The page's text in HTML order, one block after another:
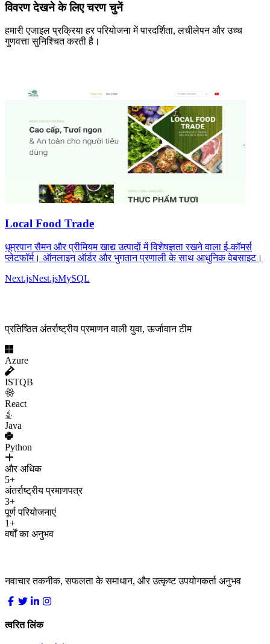
विवरण देखने के लिए चरण चुनें
हमारी एजाइल प्रक्रिया हर परियोजना में पारदर्शिता, लचीलेपन और उच्च
गुणवत्ता सुनिश्चित करती है।
Local Food Trade
धूम्रपान सैमन और प्रीमियम खाद्य उत्पादों में विशेषज्ञता रखने वाला ई-कॉमर्स
प्लेटफॉर्म। ऑनलाइन ऑर्डर और भुगतान प्रणाली के साथ आधुनिक वेबसाइट।
Next.jsNest.jsMySQL
प्रतिष्ठित अंतर्राष्ट्रीय प्रमाणन वाली युवा, ऊर्जावान टीम
Azure
ISTQB
React
Java
Python
और अधिक
5+
अंतर्राष्ट्रीय प्रमाणपत्र
3+
पूर्ण परियोजनाएं
1+
वर्षों का अनुभव
नवाचार तकनीक, सफलता के समाधान, और उत्कृष्ट उपयोगकर्ता अनुभव
त्वरित लिंक